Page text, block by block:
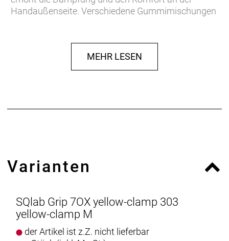
Handaußenseite. Verschiedene Gummimischungen
Materialien verwendet. Das garantiert Ihnen eine
lange Lebensdauer und kein Verkleben des
Griffgummis. Die individuelle Griffweite ist
MEHR LESEN
Varianten
SQlab Grip 7OX yellow-clamp 303
yellow-clamp M
der Artikel ist z.Z. nicht lieferbar